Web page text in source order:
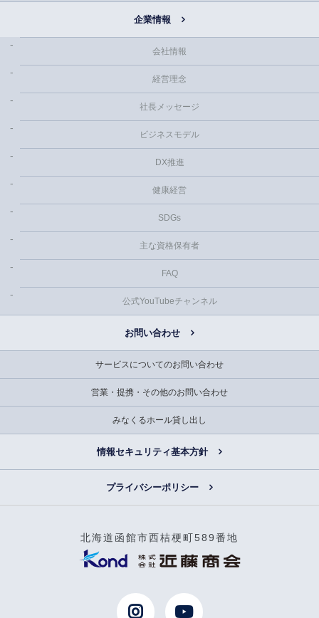
企業情報
会社情報
経営理念
社長メッセージ
ビジネスモデル
DX推進
健康経営
SDGs
主な資格保有者
FAQ
公式YouTubeチャンネル
お問い合わせ
サービスについてのお問い合わせ
営業・提携・その他のお問い合わせ
みなくるホール貸し出し
情報セキュリティ基本方針
プライバシーポリシー
北海道函館市西桔梗町589番地